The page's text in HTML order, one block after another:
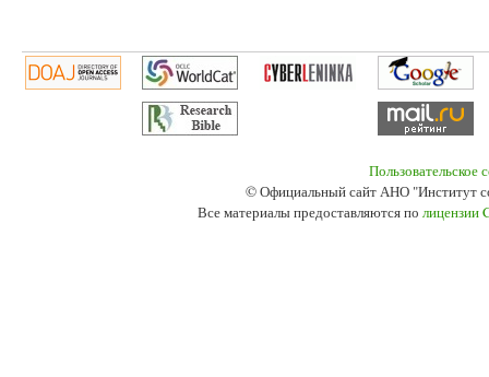
Пользовательское
© Официальный сайт АНО "Институт
Все материалы предоставляются по лицензии